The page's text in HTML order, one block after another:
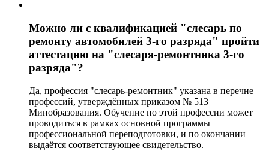
Можно ли с квалификацией "слесарь по
ремонту автомобилей 3-го разряда" пройти
аттестацию на "слесаря-ремонтника 3-го
разряда"?
Да, профессия "слесарь-ремонтник" указана в перечне
профессий, утверждённых приказом № 513
Минобразования. Обучение по этой профессии может
проводиться в рамках основной программы
профессиональной переподготовки, и по окончании
выдаётся соответствующее свидетельство.